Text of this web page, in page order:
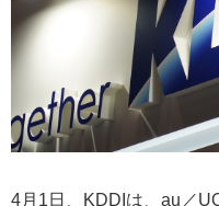
4月1日、KDDIは、au／